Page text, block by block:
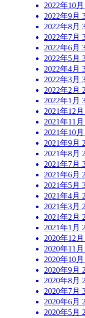
2022年10月
2022年9月
2022年8月
2022年7月
2022年6月
2022年5月
2022年4月
2022年3月
2022年2月
2022年1月
2021年12月
2021年11月
2021年10月
2021年9月
2021年8月
2021年7月
2021年6月
2021年5月
2021年4月
2021年3月
2021年2月
2021年1月
2020年12月
2020年11月
2020年10月
2020年9月
2020年8月
2020年7月
2020年6月
2020年5月